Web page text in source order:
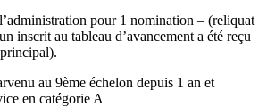
pour 1 nomination – (reliquat
inscrit au tableau d’avancement a été reçu
au 9ème échelon depuis 1 an et
en catégorie A